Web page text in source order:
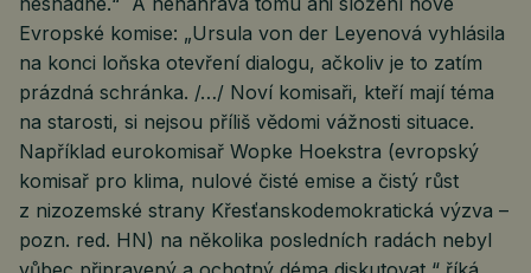
Evropské komise: „Ursula von der Leyenová vyhlásila
na konci loňska otevření dialogu, ačkoliv je to zatím
prázdná schránka. /…/ Noví komisaři, kteří mají téma
na starosti, si nejsou příliš vědomi vážnosti situace.
Například eurokomisař Wopke Hoekstra (evropský
komisař pro klima, nulové čisté emise a čistý růst
z nizozemské strany Křesťanskodemokratická výzva –
pozn. red. HN) na několika posledních radách nebyl